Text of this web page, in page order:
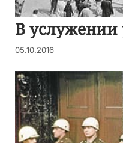
В услужении
05.10.2016